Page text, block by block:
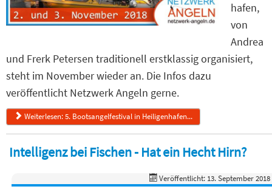
hafen,
von
Andrea
und Frerk Petersen traditionell erstklassig organisiert,
steht im November wieder an. Die Infos dazu
veröffentlicht Netzwerk Angeln gerne.
Weiterlesen: 5. Bootsangelfestival in Heiligenhafen...
Intelligenz bei Fischen - Hat ein Hecht Hirn?
Veröffentlicht: 13. September 2018